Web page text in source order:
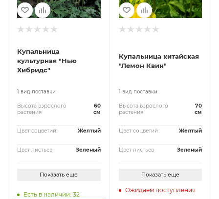
Купальница
культурная "Нью
Хибридс"
1 вид поставки
Высота взрослого
растения
60
см
Цвет соцветий Желтый
Цвет листьев Зеленый
Показать еще
Есть в наличии: 32
Купальница китайская
"Лемон Квин"
1 вид поставки
Высота взрослого
растения
70
см
Цвет соцветий Желтый
Цвет листьев Зеленый
Показать еще
Ожидаем поступления